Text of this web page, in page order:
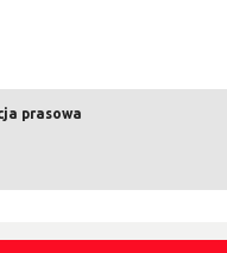
prasowa